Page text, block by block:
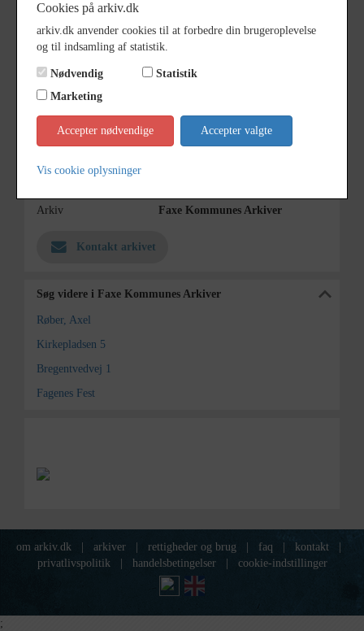
Årstal
Dateringsnote 1950
Fotograf Ukendt
Størrelse
Se på kort
Arkiv Faxe Kommunes Arkiver
Kontakt arkivet
Søg videre i Faxe Kommunes Arkiver
Røber, Axel
Kirkepladsen 5
Bregentvedvej 1
Fagenes Fest
om arkiv.dk arkiver rettigheder og brug faq kontakt
privatlivspolitik
handelsbetingelser cookie-indstillinger
Cookies på arkiv.dk
arkiv.dk anvender cookies til at forbedre din brugeroplevelse
og til indsamling af statistik.
Nødvendig
Statistik
Marketing
Accepter nødvendige Accepter valgte
Vis cookie oplysninger
;